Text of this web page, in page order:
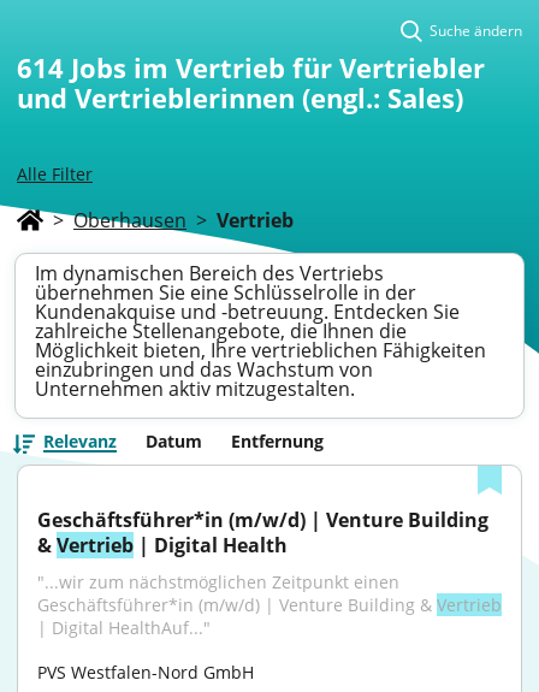
Alle Filter
Suche ändern
614 Jobs im Vertrieb für Vertriebler
und Vertrieblerinnen (engl.: Sales)
> Oberhausen > Vertrieb
Im dynamischen Bereich des Vertriebs
übernehmen Sie eine Schlüsselrolle in der
Kundenakquise und -betreuung. Entdecken Sie
zahlreiche Stellenangebote, die Ihnen die
Möglichkeit bieten, Ihre vertrieblichen Fähigkeiten
einzubringen und das Wachstum von
Unternehmen aktiv mitzugestalten.
Relevanz Datum Entfernung
Geschäftsführer*in (m/w/d) | Venture Building
& Vertrieb | Digital Health
"...wir zum nächstmöglichen Zeitpunkt einen
Geschäftsführer*in (m/w/d) | Venture Building & Vertrieb
| Digital HealthAuf..."
PVS Westfalen-Nord GmbH